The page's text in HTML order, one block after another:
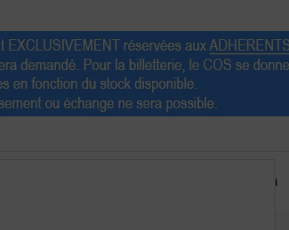
Agenda